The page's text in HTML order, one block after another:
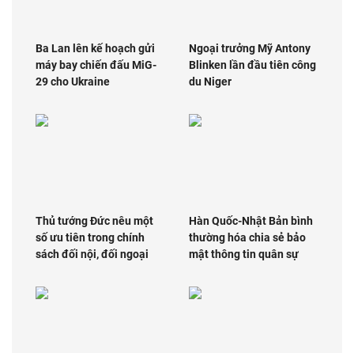
Ba Lan lên kế hoạch gửi
máy bay chiến đấu MiG-
29 cho Ukraine
Ngoại trưởng Mỹ Antony
Blinken lần đầu tiên công
du Niger
Thủ tướng Đức nêu một
số ưu tiên trong chính
sách đối nội, đối ngoại
Hàn Quốc-Nhật Bản bình
thường hóa chia sẻ bảo
mật thông tin quân sự